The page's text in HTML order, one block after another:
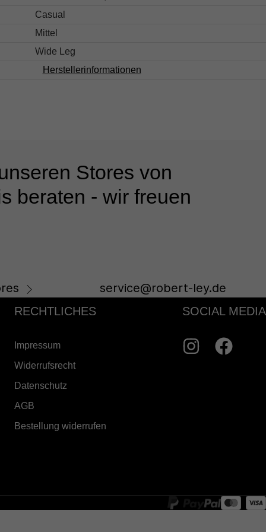
Casual
Mittel
Wide Leg
Herstellerinformationen
Stores von
beraten - wir freuen
service@robert-ley.de
RECHTLICHES
Impressum
Widerrufsrecht
Datenschutz
AGB
Bestellung widerrufen
SOCIAL MEDIA